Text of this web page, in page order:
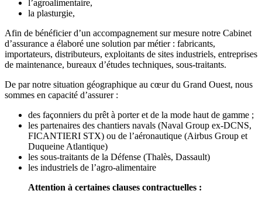
l’agroalimentaire,
la plasturgie,
Afin de bénéficier d’un accompagnement sur mesure notre Cabinet
d’assurance a élaboré une solution par métier : fabricants,
importateurs, distributeurs, exploitants de sites industriels, entreprises
de maintenance, bureaux d’études techniques, sous-traitants.
De par notre situation géographique au cœur du Grand Ouest, nous
sommes en capacité d’assurer :
des façonniers du prêt à porter et de la mode haut de gamme ;
les partenaires des chantiers navals (Naval Group ex-DCNS,
FICANTIERI STX) ou de l’aéronautique (Airbus Group et
Duqueine Atlantique)
les sous-traitants de la Défense (Thalès, Dassault)
les industriels de l’agro-alimentaire
Attention à certaines clauses contractuelles :